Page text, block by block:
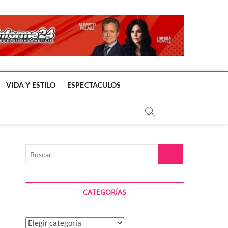
VIDA Y ESTILO ESPECTACULOS
CATEGORÍAS
Categorías